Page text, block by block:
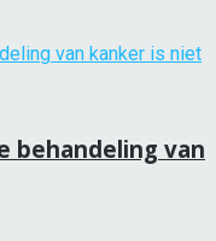
behandeling van